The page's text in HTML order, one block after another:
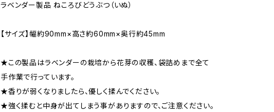
ラベンダー製品 ねころびどうぶつ（いぬ）
【サイズ】幅約90mm×高さ約60mm×奥行約45mm
★この製品はラベンダーの栽培から花芽の収穫、袋詰めまで全て
手作業で行っています。
★香りが弱くなりましたら、優しく揉んでください。
★強く揉むと中身が出てしまう事がありますので、ご注意ください。